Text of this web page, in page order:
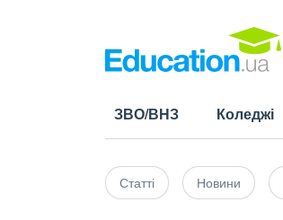
ЗВО/ВНЗ Коледжі
Статті Новини